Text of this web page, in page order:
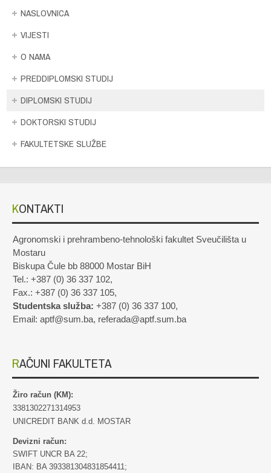
NASLOVNICA
VIJESTI
O NAMA
PREDDIPLOMSKI STUDIJ
DIPLOMSKI STUDIJ
DOKTORSKI STUDIJ
FAKULTETSKE SLUŽBE
KONTAKTI
Agronomski i prehrambeno-tehnološki fakultet Sveučilišta u
Mostaru
Biskupa Čule bb 88000 Mostar BiH
Tel.: +387 (0) 36 337 102,
Fax.: +387 (0) 36 337 105,
Studentska služba: +387 (0) 36 337 100,
Email: aptf@sum.ba, referada@aptf.sum.ba
RAČUNI FAKULTETA
Žiro račun (KM):
3381302271314953
UNICREDIT BANK d.d. MOSTAR
Devizni račun:
SWIFT UNCR BA 22;
IBAN: BA 393381304831854411;